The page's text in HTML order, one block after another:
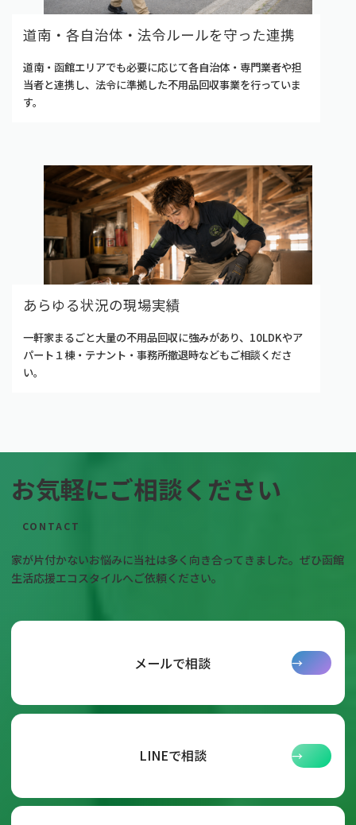
道南・各自治体・法令ルールを守った連携
道南・函館エリアでも必要に応じて各自治体・専門業者や担
当者と連携し、法令に準拠した不用品回収事業を行っていま
す。
あらゆる状況の現場実績
一軒家まるごと大量の不用品回収に強みがあり、10LDKやア
パート１棟・テナント・事務所撤退時などもご相談くださ
い。
お気軽にご相談ください
CONTACT
家が片付かないお悩みに当社は多く向き合ってきました。ぜひ函館
生活応援エコスタイルへご依頼ください。
メールで相談 →:
お
い
わ
せ
グ
リ
ン
ク
LINEで相談 →:
お
い
グ
リ
ン
クグ